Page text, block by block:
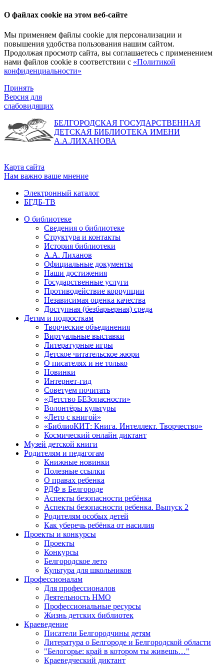
О файлах cookie на этом веб-сайте
Мы применяем файлы cookie для персонализации и
повышения удобства пользования нашим сайтом.
Продолжая просмотр сайта, вы соглашаетесь с применением
нами файлов cookie в соответствии с «Политикой
конфиденциальности»
Принять
Версия для
слабовидящих
БЕЛГОРОДСКАЯ ГОСУДАРСТВЕННАЯ
ДЕТСКАЯ БИБЛИОТЕКА ИМЕНИ
А.А.ЛИХАНОВА
Карта сайта
Нам важно ваше мнение
Электронный каталог
БГДБ-ТВ
О библиотеке
Сведения о библиотеке
Структура и контакты
История библиотеки
А.А. Лиханов
Официальные документы
Наши достижения
Государственные услуги
Противодействие коррупции
Независимая оценка качества
Доступная (безбарьерная) среда
Детям и подросткам
Творческие объединения
Виртуальные выставки
Литературные игры
Детское читательское жюри
О писателях и не только
Новинки
Интернет-гид
Советуем почитать
«Детство БЕЗопасности»
Волонтёры культуры
«Лето с книгой»
«БиблиоКИТ: Книга. Интеллект. Творчество»
Космический онлайн диктант
Музей детской книги
Родителям и педагогам
Книжные новинки
Полезные ссылки
О правах ребенка
РДФ в Белгороде
Аспекты безопасности ребёнка
Аспекты безопасности ребенка. Выпуск 2
Родителям особых детей
Как уберечь ребёнка от насилия
Проекты и конкурсы
Проекты
Конкурсы
Белгородское лето
Культура для школьников
Профессионалам
Для профессионалов
Деятельность НМО
Профессиональные ресурсы
Жизнь детских библиотек
Краеведение
Писатели Белгородчины детям
Литература о Белгороде и Белгородской области
"Белогорье: край в котором ты живешь…"
Краеведческий диктант